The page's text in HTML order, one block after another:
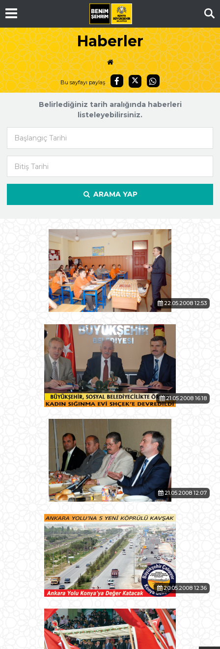
Haberler
Bu sayfayı paylaş
Belirlediğiniz tarih aralığında haberleri
listeleyebilirsiniz.
ARAMA YAP
22.05.2008 12:53
21.05.2008 16:18
21.05.2008 12:07
20.05.2008 12:36